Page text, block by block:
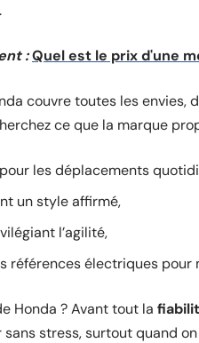
:Quel est le prix d'une
couvre toutes les envies,
ce que la marque
les déplacements
un style affirmé,
l’agilité,
références électriques pour
Honda ? Avant tout la
stress, surtout quand